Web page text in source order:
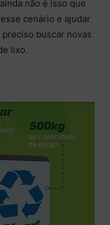
não é isso que
cenário e ajudar
buscar novas
lixo.